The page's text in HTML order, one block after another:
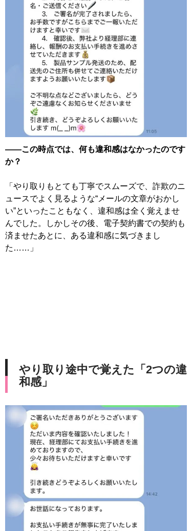
――この時点では、何も違和感はなかったのです
か？
「やり取りもとても丁寧でスムーズで、詐欺のニ
ュースでよく見るような“メールの文章がおかし
い”といったこともなく、違和感は全く覚えませ
んでした。しかしその後、電子契約書での契約も
済ませたあとに、ある違和感に気づきまし
た……」
やり取り途中で覚えた「2つの違
和感」